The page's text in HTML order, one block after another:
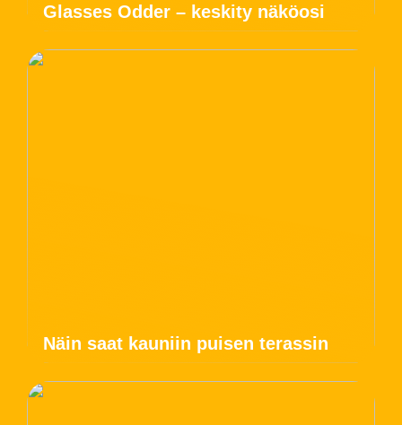
Glasses Odder – keskity näköosi
Näin saat kauniin puisen terassin